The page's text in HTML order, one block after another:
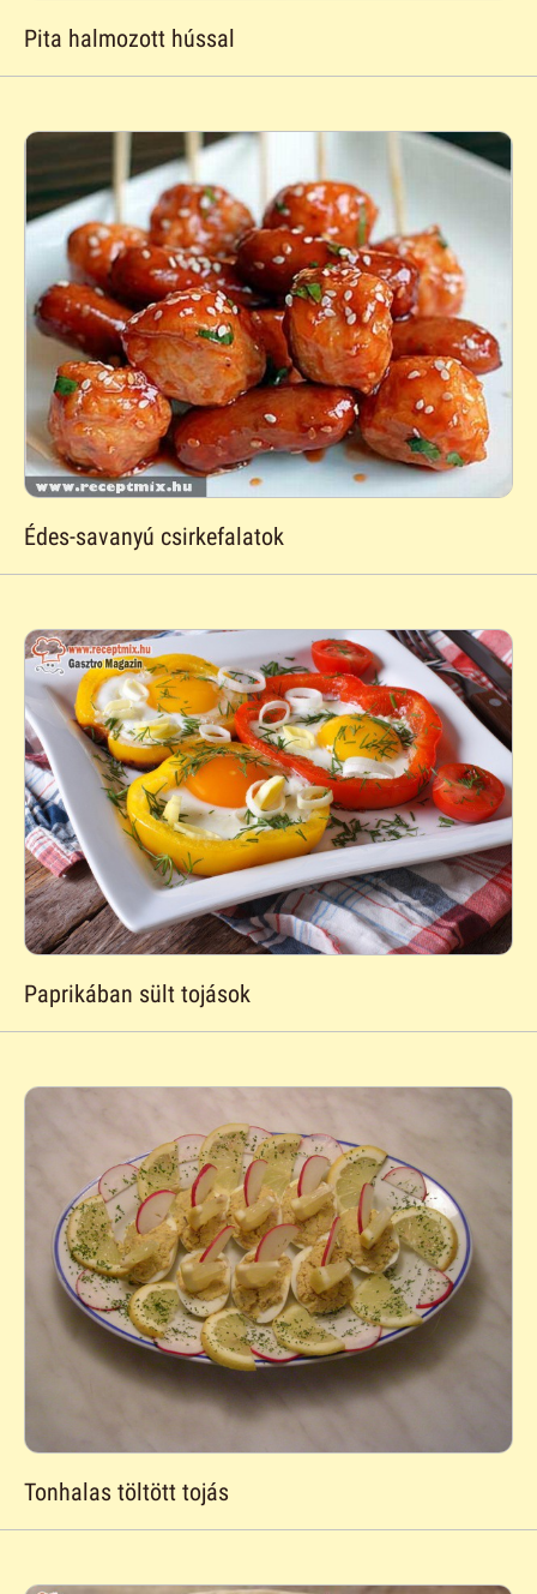
Pita halmozott hússal
Édes-savanyú csirkefalatok
Paprikában sült tojások
Tonhalas töltött tojás